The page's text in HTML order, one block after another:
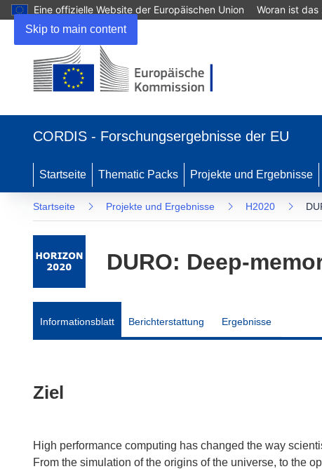
Skip to main content
Eine offizielle Website der Europäischen Union Woran ist das
CORDIS - Forschungsergebnisse der EU
Startseite Thematic Packs Projekte und Ergebnisse
Startseite Projekte und Ergebnisse H2020
DURO: Deep-
Informationsblatt Berichterstattung Ergebnisse
Ziel
High performance computing has changed the way
From the simulation of the origins of the universe, to the